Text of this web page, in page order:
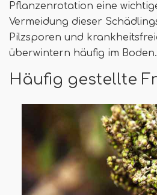
Pflanzenrotation eine
Vermeidung dieser
Pilzsporen und
überwintern häufig im Boden.
Häufig gestellte